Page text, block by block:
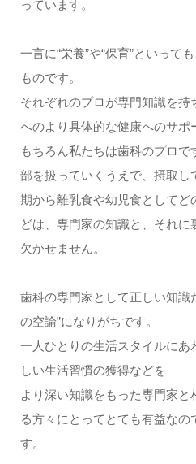
っています。
一言に“栄養”や“保育”といって
ものです。
それぞれのプロが専門知識を
へのより具体的な健康へのサポ
もちろん私たちは歯科のプロ
部を扱っていくうえで、摂取し
期から離乳食や幼児食としてど
どは、専門家の知識と、それ
欠かせません。
歯科の専門家として正しい知識
の空論”になりがちです。
一人ひとりの生活スタイルにあ
しい生活習慣の獲得などを
より深い知識をもった専門家
る方々にとってとても有益なの
す。